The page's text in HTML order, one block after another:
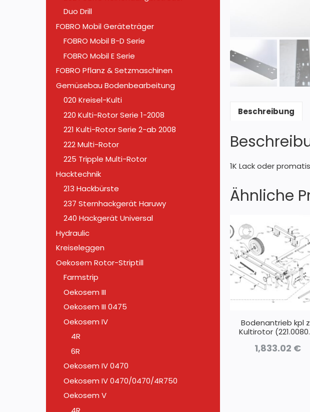
Beschreibung
1K Lack oder
Ähnliche
Bodenantrieb kpl
Kultirotor
1,833.02 €
Duo Drill
FOBRO Mobil Geräteträger
FOBRO Mobil B-D Serie
FOBRO Mobil E Serie
FOBRO Pflanz & Setzmaschinen
Gemüsebau Bodenbearbeitung
020 Kreisel-Kulti
220 Kulti-Rotor Serie 1-2008
221 Kulti-Rotor Serie 2-ab 2008
222 Multi-Rotor
225 Tripple Multi-Rotor
Hacktechnik
213 Hackbürste
237 Sternhackgerät Haruwy
240 Hackgerät Universal
Hydraulic
Kreiseleggen
Oekosem Rotor-Striptill
Farmstrip
Oekosem III
Oekosem III 0475
Oekosem IV
4R
6R
Oekosem IV 0470
Oekosem IV 0470/0470/4R750
Oekosem V